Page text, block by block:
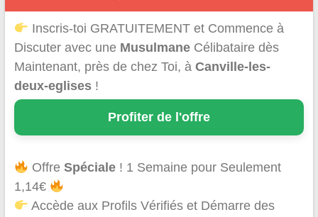
Inscris-toi GRATUITEMENT et Commence à
Discuter avec une MusulmaneCélibataire dès
Maintenant, près de chez Toi, à Canville-les-
deux-eglises!
Profiter de l'offre
OffreSpéciale ! 1 Semaine pour Seulement
1,14€
Accède aux Profils Vérifiés et Démarre des